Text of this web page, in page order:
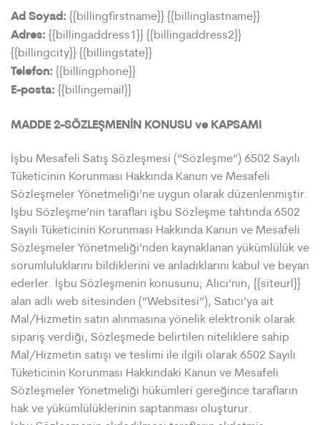
Ad Soyad: {{billingfirstname}} {{billinglastname}}
Adres: {{billingaddress1}} {{billingaddress2}}
{{billingcity}} {{billingstate}}
Telefon: {{billingphone}}
E-posta: {{billingemail}}
MADDE 2-SÖZLEŞMENİN KONUSU ve KAPSAMI
İşbu Mesafeli Satış Sözleşmesi (“Sözleşme”) 6502 Sayılı
Tüketicinin Korunması Hakkında Kanun ve Mesafeli
Sözleşmeler Yönetmeliği’ne uygun olarak düzenlenmiştir.
İşbu Sözleşme’nin tarafları işbu Sözleşme tahtında 6502
Sayılı Tüketicinin Korunması Hakkında Kanun ve Mesafeli
Sözleşmeler Yönetmeliği’nden kaynaklanan yükümlülük ve
sorumluluklarını bildiklerini ve anladıklarını kabul ve beyan
ederler. İşbu Sözleşmenin konusunu; Alıcı’nın, {{siteurl}}
alan adlı web sitesinden (“Websitesi”), Satıcı’ya ait
Mal/Hizmetin satın alınmasına yönelik elektronik olarak
sipariş verdiği, Sözleşmede belirtilen niteliklere sahip
Mal/Hizmetin satışı ve teslimi ile ilgili olarak 6502 Sayılı
Tüketicinin Korunması Hakkındaki Kanun ve Mesafeli
Sözleşmeler Yönetmeliği hükümleri gereğince tarafların
hak ve yükümlülüklerinin saptanması oluşturur.